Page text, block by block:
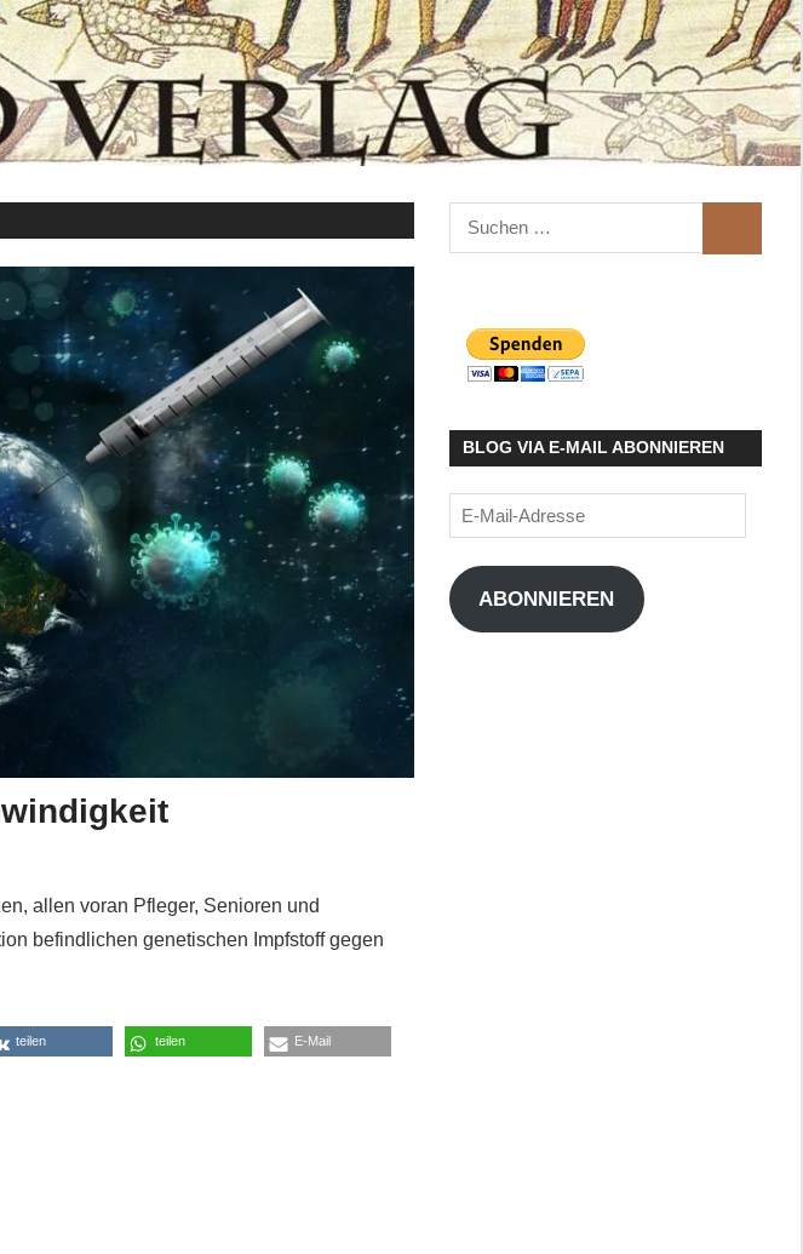
allen voran Pfleger, Senioren und
befindlichen genetischen Impfstoff gegen
teilen teilen E-Mail
Suchen
nach:
BLOG VIA E-MAIL ABONNIEREN
E-
Mail-
Adresse
ABONNIEREN